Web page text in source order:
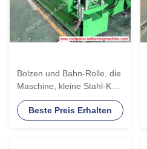
Bolzen und Bahn-Rolle, die
Maschine, kleine Stahl-Keel
Type For Building Roll
gebildete Maschine bildet
Beste Preis Erhalten